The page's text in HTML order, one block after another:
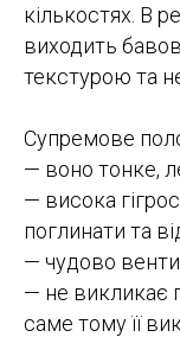
кількостях. В
виходить
текстурою та
Супремове
— воно тонке,
— висока
поглинати та
— чудово
— не викликає
саме тому її